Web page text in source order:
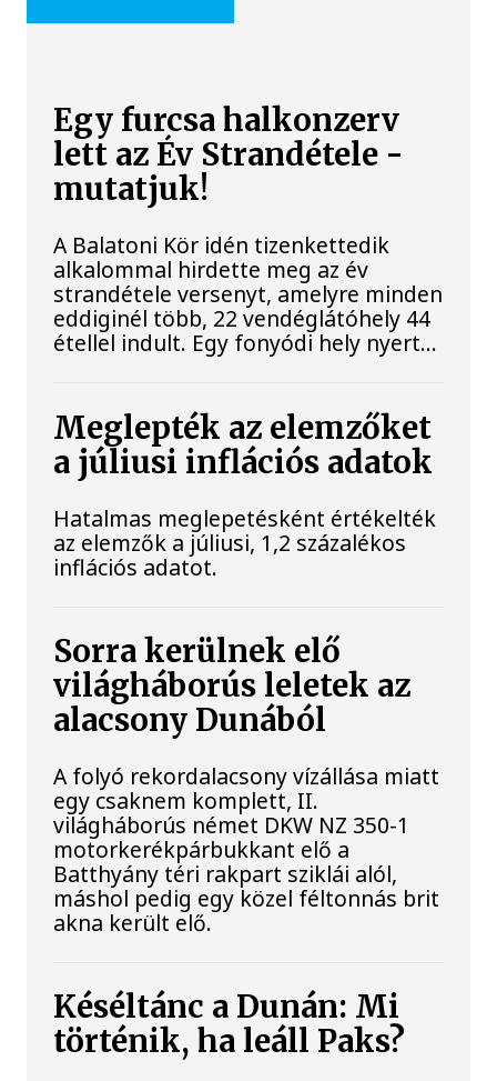
Egy furcsa halkonzerv
lett az Év Strandétele -
mutatjuk!
A Balatoni Kör idén tizenkettedik
alkalommal hirdette meg az év
strandétele versenyt, amelyre minden
eddiginél több, 22 vendéglátóhely 44
étellel indult. Egy fonyódi hely nyert...
Meglepték az elemzőket
a júliusi inflációs adatok
Hatalmas meglepetésként értékelték
az elemzők a júliusi, 1,2 százalékos
inflációs adatot.
Sorra kerülnek elő
világháborús leletek az
alacsony Dunából
A folyó rekordalacsony vízállása miatt
egy csaknem komplett, II.
világháborús német DKW NZ 350-1
motorkerékpárbukkant elő a
Batthyány téri rakpart sziklái alól,
máshol pedig egy közel féltonnás brit
akna került elő.
Késéltánc a Dunán: Mi
történik, ha leáll Paks?